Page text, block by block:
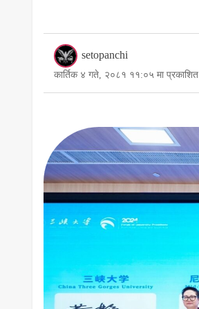
setopanchi
कार्तिक ४ गते, २०८१ ११:०५ मा प्रकाशित